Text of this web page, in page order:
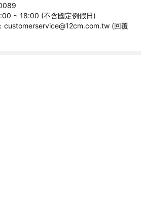
~ 18:00 (不含國定例假日)
customerservice@12cm.com.tw (回覆